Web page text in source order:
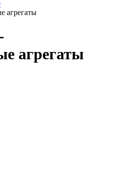
агрегаты
агрегаты